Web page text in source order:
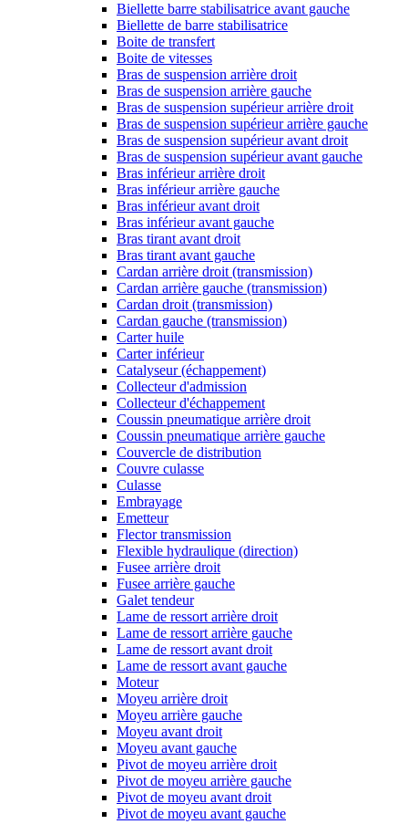
Biellette barre stabilisatrice avant gauche
Biellette de barre stabilisatrice
Boite de transfert
Boite de vitesses
Bras de suspension arrière droit
Bras de suspension arrière gauche
Bras de suspension supérieur arrière droit
Bras de suspension supérieur arrière gauche
Bras de suspension supérieur avant droit
Bras de suspension supérieur avant gauche
Bras inférieur arrière droit
Bras inférieur arrière gauche
Bras inférieur avant droit
Bras inférieur avant gauche
Bras tirant avant droit
Bras tirant avant gauche
Cardan arrière droit (transmission)
Cardan arrière gauche (transmission)
Cardan droit (transmission)
Cardan gauche (transmission)
Carter huile
Carter inférieur
Catalyseur (échappement)
Collecteur d'admission
Collecteur d'échappement
Coussin pneumatique arrière droit
Coussin pneumatique arrière gauche
Couvercle de distribution
Couvre culasse
Culasse
Embrayage
Emetteur
Flector transmission
Flexible hydraulique (direction)
Fusee arrière droit
Fusee arrière gauche
Galet tendeur
Lame de ressort arrière droit
Lame de ressort arrière gauche
Lame de ressort avant droit
Lame de ressort avant gauche
Moteur
Moyeu arrière droit
Moyeu arrière gauche
Moyeu avant droit
Moyeu avant gauche
Pivot de moyeu arrière droit
Pivot de moyeu arrière gauche
Pivot de moyeu avant droit
Pivot de moyeu avant gauche